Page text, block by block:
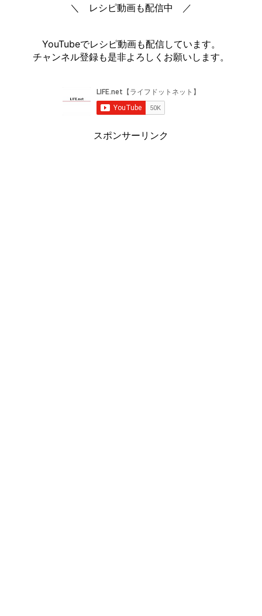
＼ レシピ動画も配信中 ／
YouTubeでレシピ動画も配信しています。
チャンネル登録も是非よろしくお願いします。
スポンサーリンク